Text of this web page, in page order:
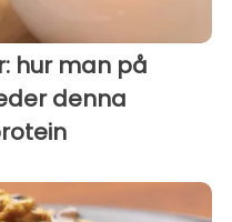
hur man på
denna